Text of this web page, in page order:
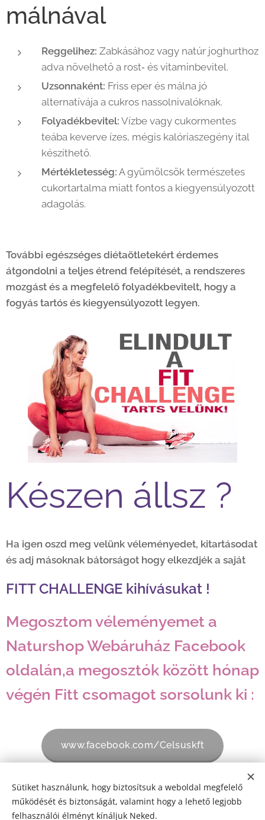
málnával
Reggelihez: Zabkásához vagy natúr joghurthoz
adva növelhető a rost‑ és vitaminbevitel.
Uzsonnaként: Friss eper és málna jó
alternatívája a cukros nassolnivalóknak.
Folyadékbevitel: Vízbe vagy cukormentes
teába keverve ízes, mégis kalóriaszegény ital
készíthető.
Mértékletesség: A gyümölcsök természetes
cukortartalma miatt fontos a kiegyensúlyozott
adagolás.
További egészséges diétaötletekért érdemes
átgondolni a teljes étrend felépítését, a rendszeres
mozgást és a megfelelő folyadékbevitelt, hogy a
fogyás tartós és kiegyensúlyozott legyen.
Készen állsz ?
Ha igen oszd meg velünk véleményedet, kitartásodat
és adj másoknak bátorságot hogy elkezdjék a saját
FITT CHALLENGE kihívásukat !
Megosztom véleményemet a
Naturshop Webáruház Facebook
oldalán,a megosztók között hónap
végén Fitt csomagot sorsolunk ki :
www.facebook.com/Celsuskft
Share
Sütiket használunk, hogy biztosítsuk a weboldal megfelelő
működését és biztonságát, valamint hogy a lehető legjobb
felhasználói élményt kínáljuk Neked.